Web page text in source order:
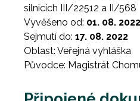
silnicích III/22512 a II/568
Vyvěšeno od: 01. 08. 2022
Sejmutí do: 17. 08. 2022
Oblast: Veřejná vyhláška
Původce: Magistrát